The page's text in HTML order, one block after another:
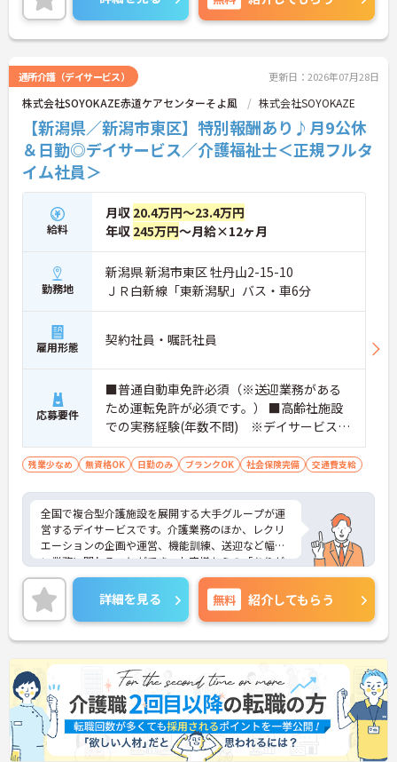
いませ。
通所介護（デイサービス） 更新日：2026年07月28日
株式会社SOYOKAZE赤道ケアセンターそよ風 株式会社SOYOKAZE
【新潟県／新潟市東区】特別報酬あり♪月9公休
＆日勤◎デイサービス／介護福祉士＜正規フルタ
イム社員＞
給料
月収 20.4万円～23.4万円
年収 245万円～月給×12ヶ月
勤務地
新潟県 新潟市東区 牡丹山2-15-10
ＪＲ白新線「東新潟駅」バス・車6分
雇用形態 契約社員・嘱託社員
応募要件
■普通自動車免許必須（※送迎業務がある
ため運転免許が必須です。） ■高齢社施設
での実務経験(年数不問) ※デイサービスで
のご経験は問いません。 ※ブランク可
残業少なめ 無資格OK 日勤のみ ブランクOK 社会保険完備 交通費支給
全国で複合型介護施設を展開する大手グループが運
営するデイサービスです。介護業務のほか、レクリ
エーションの企画や運営、機能訓練、送迎など幅広
い業務に関わることができ、お客様からの「ありが
とう」を直接やりがいにできる環境です。有給休暇
とは別に年間17日間のリフレッシュ休暇が付与さ
れ、平日の取得もしやすいため、ご家庭との両立や
ご自身の趣味など、プライベートを大切にしながら
日勤帯で無理なく働き続けられます。髪色やネイル
なども原則自由となっており、ご自身のスタイルを
保ちながらいきいきと働ける点も魅力です。また、
個人の評価等に応じて支払われる特別報酬制度があ
り、頑張りがしっかりと還元されます。定年後も70
歳まで再雇用制度を利用して働けるため、介護福祉
士としての専門性を活かして長く安定したキャリア
を築いていきたい方に大変おすすめの求人です。
詳細を見る 無料 紹介してもらう